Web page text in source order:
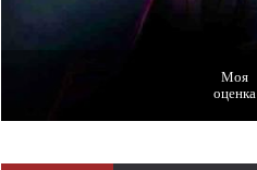
Моя
оценка